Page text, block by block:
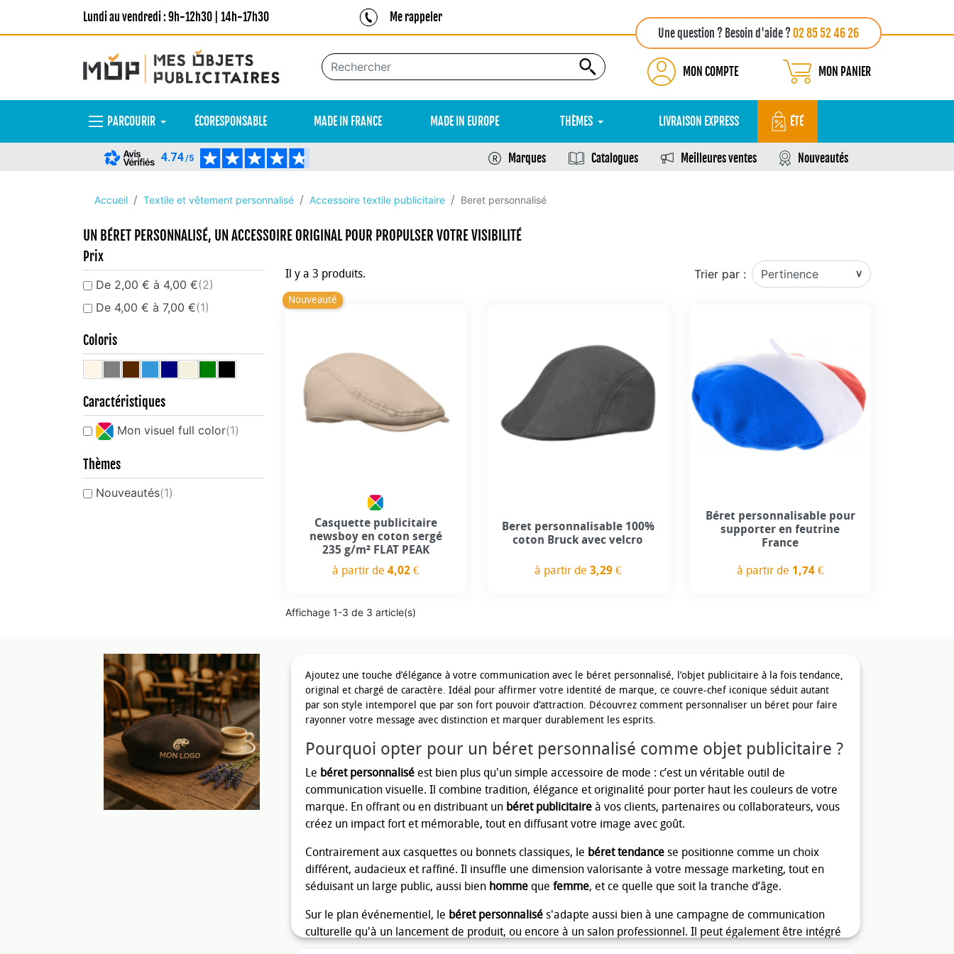
Lundi au vendredi : 9h-12h30 | 14h-17h30
Me rappeler
Une question ? Besoin d'aide ?02 85 52 46 26
MON COMPTE MON PANIER
PARCOURIR ÉCORESPONSABLE MADE IN FRANCE MADE IN EUROPE THÈMES LIVRAISON EXPRESS ÉTÉ
4.74/5 Marques Catalogues Meilleures ventes Nouveautés
Accueil Textile et vêtement personnalisé Accessoire textile publicitaire Beret personnalisé
UN BÉRET PERSONNALISÉ, UN ACCESSOIRE ORIGINAL POUR PROPULSER VOTRE VISIBILITÉ
Ajoutez une touche d’élégance à votre communication avec le béret personnalisé, l’objet publicitaire à la fois tendance,
original et chargé de caractère. Idéal pour affirmer votre identité de marque, ce couvre-chef iconique séduit autant
par son style intemporel que par son fort pouvoir d’attraction. Découvrez comment personnaliser un béret pour faire
rayonner votre message avec distinction et marquer durablement les esprits.
Pourquoi opter pour un béret personnalisé comme objet publicitaire ?
Le béret personnaliséest bien plus qu'un simple accessoire de mode : c’est un véritable outil de
communication visuelle. Il combine tradition, élégance et originalité pour porter haut les couleurs de votre
marque. En offrant ou en distribuant un béret publicitaireà vos clients, partenaires ou collaborateurs, vous
créez un impact fort et mémorable, tout en diffusant votre image avec goût.
Contrairement aux casquettes ou bonnets classiques, le béret tendancese positionne comme un choix
différent, audacieux et raffiné. Il insuffle une dimension valorisante à votre message marketing, tout en
séduisant un large public, aussi bien hommeque femme, et ce quelle que soit la tranche d’âge.
Sur le plan événementiel, le béret personnalisés'adapte aussi bien à une campagne de communication
culturelle qu'à un lancement de produit, ou encore à un salon professionnel. Il peut également être intégré
Prix
De 2,00 € à 4,00 €(2)
De 4,00 € à 7,00 €(1)
Coloris
Caractéristiques
Mon visuel full color(1)
Thèmes
Nouveautés(1)
Il y a 3 produits. Trier par :
Nouveauté
Casquette publicitaire
newsboy en coton sergé
235 g/m² FLAT PEAK
à partir de4,02 €
Beret personnalisable 100%
coton Bruck avec velcro
à partir de3,29 €
Béret personnalisable pour
supporter en feutrine
France
à partir de 1,74 €
Affichage 1-3 de 3 article(s)